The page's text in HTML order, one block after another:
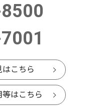
こちら
はこちら